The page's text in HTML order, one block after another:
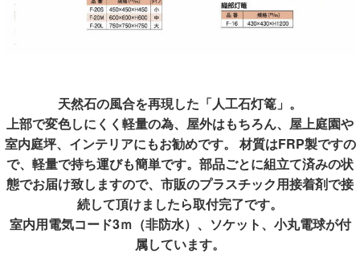
天然石の風合を再現した「人工石灯篭」。
上部で変色しにくく軽量の為、屋外はもちろん、屋上庭園や
室内庭坪、インテリアにもお勧めです。 材質はFRP製ですの
で、軽量で持ち運びも簡単です。部品ごとに組立て済みの状
態でお届け致しますので、市販のプラスチック用接着剤で接
続して頂けましたら取付完了です。
室内用電気コード3ｍ（非防水）、ソケット、小丸電球が付
属しています。